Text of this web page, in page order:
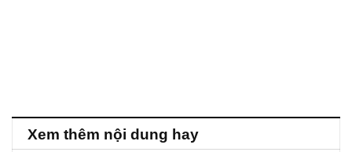
Xem thêm nội dung hay